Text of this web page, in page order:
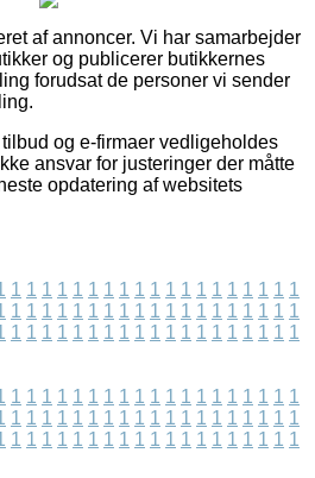
af annoncer. Vi har samarbejder
og publicerer butikkernes
forudsat de personer vi sender
og e-firmaer vedligeholdes
ansvar for justeringer der måtte
opdatering af websitets
1 1 1 1 1 1 1 1 1 1 1 1 1 1 1 1 1 1 1
1 1 1 1 1 1 1 1 1 1 1 1 1 1 1 1 1 1 1
1 1 1 1 1 1 1 1 1 1 1 1 1 1 1 1 1 1 1
1 1 1 1 1 1 1 1 1 1 1 1 1 1 1 1 1 1 1
1 1 1 1 1 1 1 1 1 1 1 1 1 1 1 1 1 1 1
1 1 1 1 1 1 1 1 1 1 1 1 1 1 1 1 1 1 1